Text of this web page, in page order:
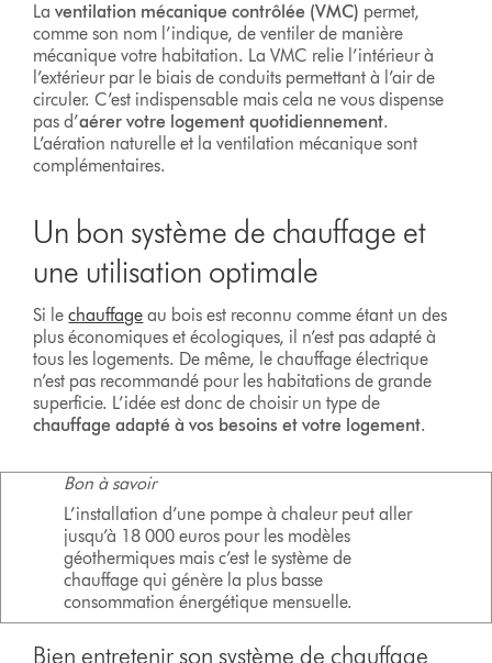
Laventilation mécanique contrôlée (VMC) permet,
comme son nom l’indique, de ventiler de manière
mécanique votre habitation. La VMC relie l’intérieur à
l’extérieur par le biais de conduits permettant à l’air de
circuler. C’est indispensable mais cela ne vous dispense
pas d’aérer votre logement quotidiennement.
L’aération naturelle et la ventilation mécanique sont
complémentaires.
Un bon système de chauffage et
une utilisation optimale
Si lechauffage au bois est reconnu comme étant un des
plus économiques et écologiques, il n’est pas adapté à
tous les logements. De même, le chauffage électrique
n’est pas recommandé pour les habitations de grande
superficie. L’idée est donc de choisir un type de
chauffage adapté à vos besoins et votre logement.
Bon à savoir
L’installation d’une pompe à chaleur peut aller
jusqu’à 18 000 euros pour les modèles
géothermiques mais c’est le système de
chauffage qui génère la plus basse
consommation énergétique mensuelle.
Bien entretenir son système de chauffage